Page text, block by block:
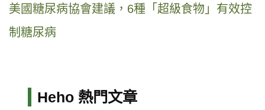
美國糖尿病協會建議，6種「超級食物」有效控
制糖尿病
Heho 熱門文章